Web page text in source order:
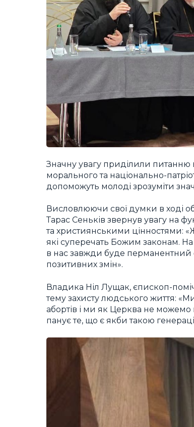
Значну увагу приділили питанню
морального та національно-
допоможуть молоді зрозуміти
Висловлюючи свої думки в ході
Тарас Сеньків звернув увагу на
та християнськими цінностями:
які суперечать Божим законам.
в нас завжди буде перманентний
позитивних змін».
Владика Ніл Лущак, єпископ-
тему захисту людського життя:
абортів і ми як Церква не можемо
панує те, що є якби такою